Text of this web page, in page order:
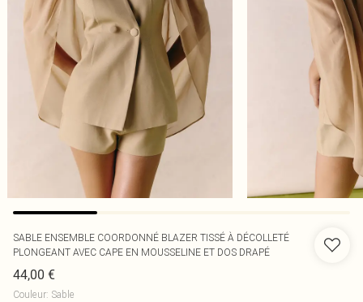
SABLE ENSEMBLE COORDONNÉ BLAZER TISSÉ À DÉCOLLETÉ
PLONGEANT AVEC CAPE EN MOUSSELINE ET DOS DRAPÉ
44,00 €
Couleur: Sable